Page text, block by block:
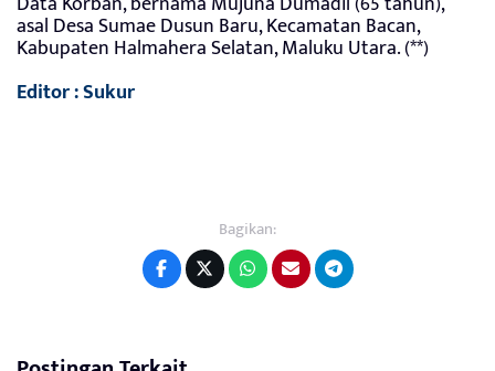
asal Desa Sumae Dusun Baru, Kecamatan Bacan,
Kabupaten Halmahera Selatan, Maluku Utara. (**)
Editor : Sukur
Bagikan: